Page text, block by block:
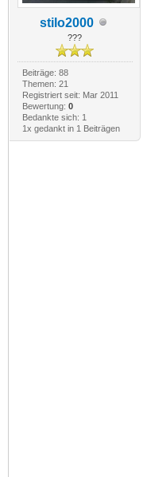
stilo2000
???
Beiträge: 88
Themen: 21
Registriert seit: Mar 2011
Bewertung: 0
Bedankte sich: 1
1x gedankt in 1 Beiträgen